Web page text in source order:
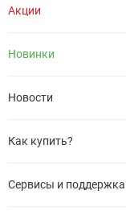
Акции
Новинки
Новости
Как купить?
Сервисы и поддержка